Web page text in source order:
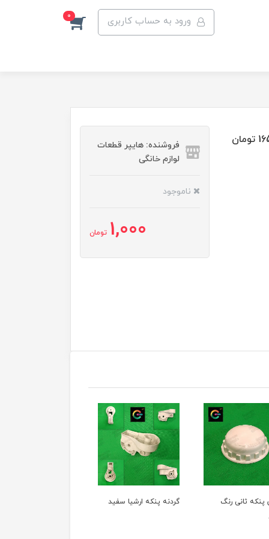
ورود به حساب کاربری 0
فروشنده: هایپر قطعات
لوازم خانگی
ناموجود
1,000 تومان
گردنه پنکه ارشیا سفید
گردنه پنکه ارشیا رنگ